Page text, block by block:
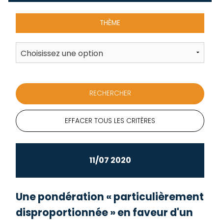
THÈME
EFFACER TOUS LES CRITÈRES
11/07 2020
Une pondération « particulièrement
disproportionnée » en faveur d'un